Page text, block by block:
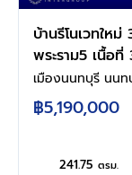
บ้านรีโนเวทให
พระราม5 เนื้อ
ตร.ม. ฟังก์ชัน
พร้อมเข้าอยู่ โค
เชื่อมต่อถนนนค
ทรัลเวสต์วิลล์
ราชพฤกษ์ แคมปัส
เมืองนนทบุรี นนท
฿5,190,000
241.75ตรม.